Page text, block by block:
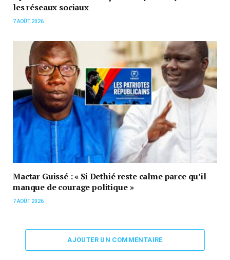
les réseaux sociaux
7 AOÛT 2026
Mactar Guissé : « Si Dethié reste calme parce qu’il
manque de courage politique »
7 AOÛT 2026
AJOUTER UN COMMENTAIRE